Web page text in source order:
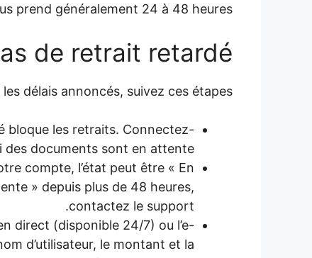
prend généralement 24 à 48 heures.
de retrait retardé
délais annoncés, suivez ces étapes :
bloque les retraits. Connectez-
des documents sont en attente.
compte, l’état peut être « En
» depuis plus de 48 heures,
contactez le support.
direct (disponible 24/7) ou l’e-
d’utilisateur, le montant et la